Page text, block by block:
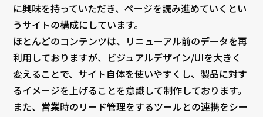
に興味を持っていただき、ページを読み進めていくとい
うサイトの構成にしています。
ほとんどのコンテンツは、リニューアル前のデータを再
利用しておりますが、ビジュアルデザイン/UIを大きく
変えることで、サイト自体を使いやすくし、製品に対す
るイメージを上げることを意識して制作しております。
また、営業時のリード管理をするツールとの連携をシー